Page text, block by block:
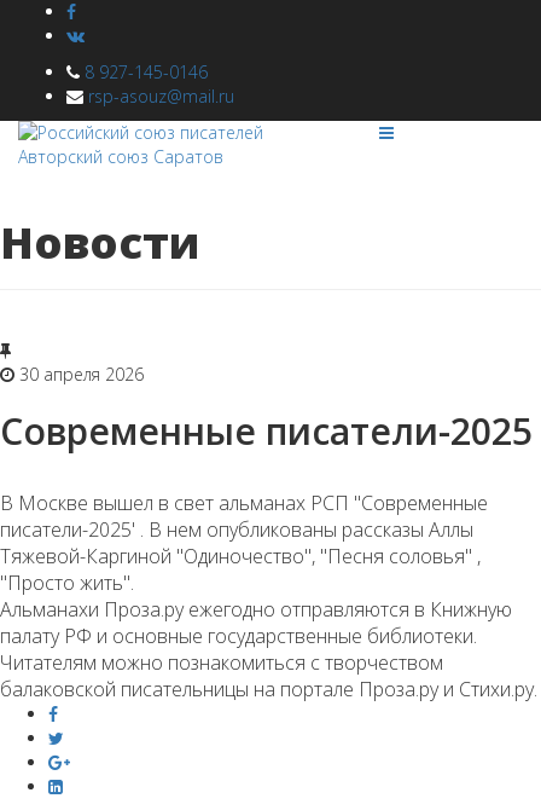
8 927-145-0146
rsp-asouz@mail.ru
Новости
30 апреля 2026
Современные писатели-2025
В Москве вышел в свет альманах РСП "Современные
писатели-2025' . В нем опубликованы рассказы Аллы
Тяжевой-Каргиной "Одиночество", "Песня соловья" ,
"Просто жить".
Альманахи Проза.ру ежегодно отправляются в Книжную
палату РФ и основные государственные библиотеки.
Читателям можно познакомиться с творчеством
балаковской писательницы на портале Проза.ру и Стихи.ру.